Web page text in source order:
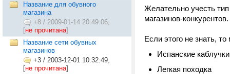
Название для обувного
магазина
+8 / 2009-01-14 20:49:06,
[не прочитана]
Название сети обувных
магазинов
+3 / 2003-12-01 10:32:49,
[не прочитана]
Желательно учесть тип
магазинов-конкурентов.
Если этого не знать,
Испанские
Легкая походка